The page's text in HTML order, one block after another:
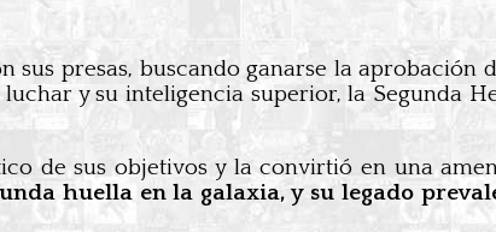
presas, buscando ganarse la aprobación
y su inteligencia superior, la Segunda
de sus objetivos y la convirtió en una
huella en la galaxia, y su legado